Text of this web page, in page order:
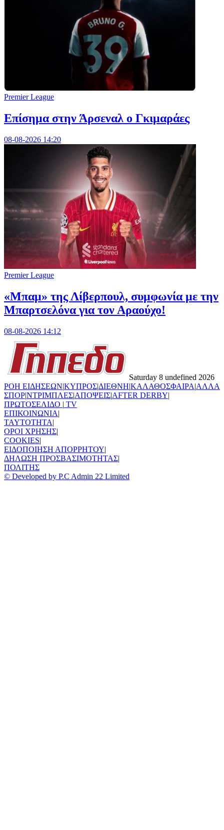
Premier League
Επίσημα στην Άρσεναλ ο Γκιμαράες
08-08-2026 14:20
Premier League
«Μπαμ» της Λίβερπουλ, συμφωνία με την
Μπαρτσελόνα για τον Αραούχο!
08-08-2026 14:12
Saturday 8 undefined 2026
ΡΟΗ ΕΙΔΗΣΕΩΝ|ΚΥΠΡΟΣ|ΔΙΕΘΝΗ|ΚΑΛΑΘΟΣΦΑΙΡΑ|ΑΛΛΑ
ΣΠΟΡ|ΝΤΡΙΜΠΛΕΣ|ΑΠΟΨΕΙΣ|AFTER DERBY|
ΠΡΩΤΟΣΕΛΙΔΟ | TV
ΕΠΙΚΟΙΝΩΝΙΑ|
TAYTOTHTA|
ΟΡΟΙ ΧΡΗΣΗΣ|
COOKIES|
ΕΙΔΟΠΟΙΗΣΗ ΑΠΟΡΡΗΤΟΥ|
ΔΗΛΩΣΗ ΠΡΟΣΒΑΣΙΜΟΤΗΤΑΣ|
ΠΟΛΙΤΗΣ
© Developed by P.C Admin 22 Limited